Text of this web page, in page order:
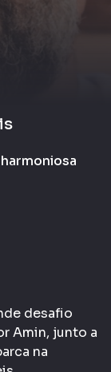
desafio
Amin, junto a
na